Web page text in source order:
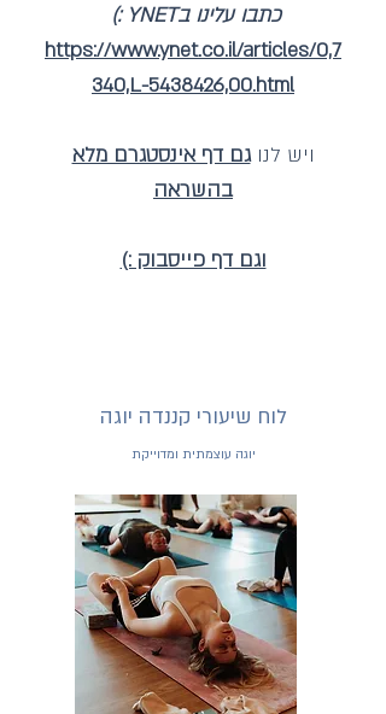
כתבו עלינו בYNET :)
https://www.ynet.co.il/articles/0,7
340,L-5438426,00.html
ויש לנוגם דף אינסטגרם מלא
בהשראה
וגם דף פייסבוק :)
לוח שיעורי קננדה יוגה
יוגה עוצמתית ומדוייקת